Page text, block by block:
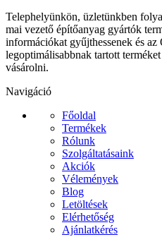
Telephelyünkön, üzletünkben
mai vezető építőanyag gyártók
információkat gyűjthessenek és az
legoptimálisabbnak tartott
vásárolni.
Navigáció
Főoldal
Termékek
Rólunk
Szolgáltatásaink
Akciók
Vélemények
Blog
Letöltések
Elérhetőség
Ajánlatkérés